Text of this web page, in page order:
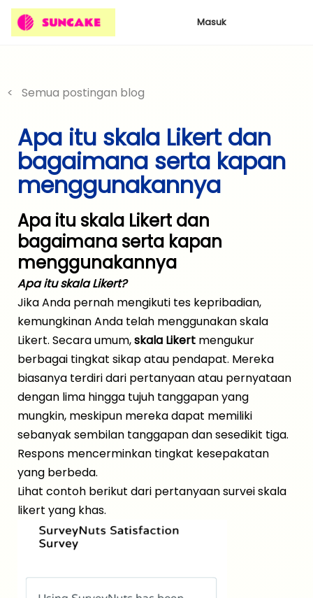
Masuk
< Semua postingan blog
Apa itu skala Likert dan
bagaimana serta kapan
menggunakannya
Apa itu skala Likert dan
bagaimana serta kapan
menggunakannya
Apa itu skala Likert?
Jika Anda pernah mengikuti tes kepribadian,
kemungkinan Anda telah menggunakan skala
Likert. Secara umum,skala Likert mengukur
berbagai tingkat sikap atau pendapat. Mereka
biasanya terdiri dari pertanyaan atau pernyataan
dengan lima hingga tujuh tanggapan yang
mungkin, meskipun mereka dapat memiliki
sebanyak sembilan tanggapan dan sesedikit tiga.
Respons mencerminkan tingkat kesepakatan
yang berbeda.
Lihat contoh berikut dari pertanyaan survei skala
likert yang khas.